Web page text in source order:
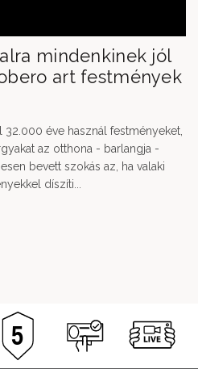
mindenkinek jól
art festmények
éve használ festményeket,
az otthona - barlangja -
bevett szokás az, ha valaki
díszíti...